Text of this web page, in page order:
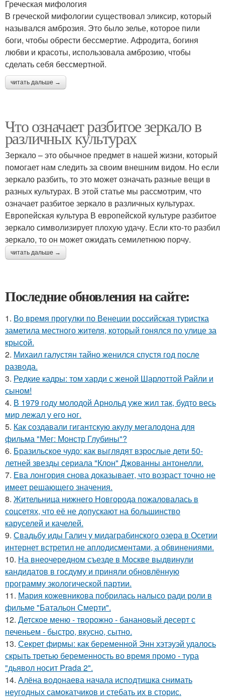
Греческая мифология
В греческой мифологии существовал эликсир, который
назывался амброзия. Это было зелье, которое пили
боги, чтобы обрести бессмертие. Афродита, богиня
любви и красоты, использовала амброзию, чтобы
сделать себя бессмертной.
читать дальше →
Что означает разбитое зеркало в
различных культурах
Зеркало – это обычное предмет в нашей жизни, который
помогает нам следить за своим внешним видом. Но если
зеркало разбить, то это может означать разные вещи в
разных культурах. В этой статье мы рассмотрим, что
означает разбитое зеркало в различных культурах.
Европейская культура В европейской культуре разбитое
зеркало символизирует плохую удачу. Если кто-то разбил
зеркало, то он может ожидать семилетнюю порчу.
читать дальше →
Последние обновления на сайте:
1. Во время прогулки по Венеции российская туристка
заметила местного жителя, который гонялся по улице за
крысой.
2. Михаил галустян тайно женился спустя год после
развода.
3. Редкие кадры: том харди с женой Шарлоттой Райли и
сыном!
4. В 1979 году молодой Арнольд уже жил так, будто весь
мир лежал у его ног.
5. Как создавали гигантскую акулу мегалодона для
фильма "Мег: Монстр Глубины"?
6. Бразильское чудо: как выглядят взрослые дети 50-
летней звезды сериала "Клон" Джованны антонелли.
7. Ева лонгория снова доказывает, что возраст точно не
имеет решающего значения.
8. Жительница нижнего Новгорода пожаловалась в
соцсетях, что её не допускают на большинство
каруселей и качелей.
9. Свадьбу иды Галич у мидаграбинского озера в Осетии
интернет встретил не аплодисментами, а обвинениями.
10. На внеочередном съезде в Москве выдвинули
кандидатов в госдуму и приняли обновлённую
программу экологической партии.
11. Мария кожевникова побрилась налысо ради роли в
фильме "Батальон Смерти".
12. Детское меню - творожно - банановый десерт с
печеньем - быстро, вкусно, сытно.
13. Секрет фирмы: как беременной Энн хэтэуэй удалось
скрыть третью беременность во время промо - тура
"дьявол носит Prada 2".
14. Алёна водонаева начала исподтишка снимать
неугодных самокатчиков и стебать их в сторис.